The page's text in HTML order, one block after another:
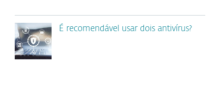
É recomendável usar dois antivírus?